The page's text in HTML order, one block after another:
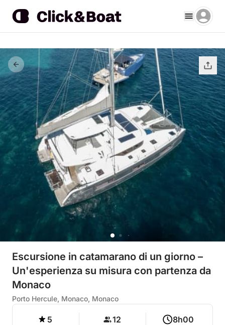
Escursione in catamarano di un giorno –
Un'esperienza su misura con partenza da
Monaco
Porto Hercule, Monaco, Monaco
5 12 8h00